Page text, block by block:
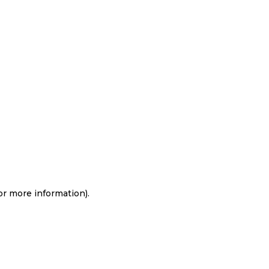
more information).